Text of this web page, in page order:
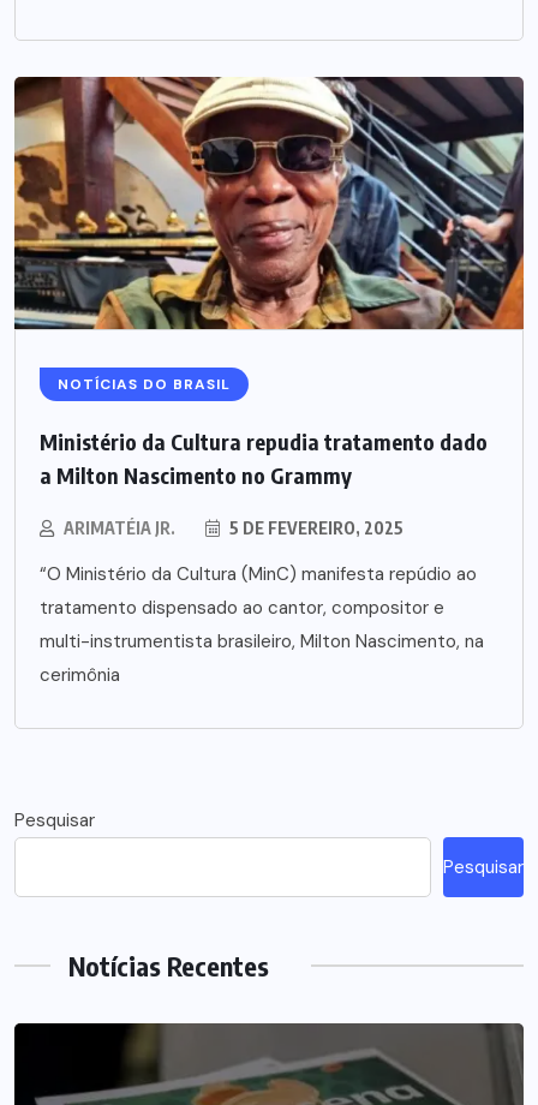
NOTÍCIAS DO BRASIL
Ministério da Cultura repudia tratamento dado
a Milton Nascimento no Grammy
ARIMATÉIA JR. 5 DE FEVEREIRO, 2025
“O Ministério da Cultura (MinC) manifesta repúdio ao
tratamento dispensado ao cantor, compositor e
multi-instrumentista brasileiro, Milton Nascimento, na
cerimônia
Pesquisar
Pesquisar
Notícias Recentes